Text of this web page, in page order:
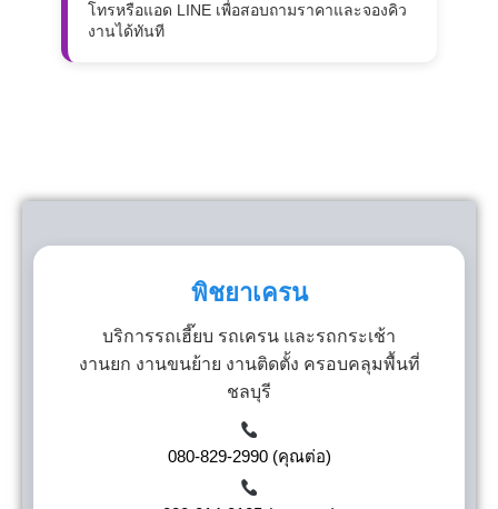
โทรหรือแอด LINE เพื่อสอบถามราคาและจองคิว
งานได้ทันที
พิชยาเครน
บริการรถเฮี๊ยบ รถเครน และรถกระเช้า
งานยก งานขนย้าย งานติดตั้ง ครอบคลุมพื้นที่
ชลบุรี
080-829-2990 (คุณต่อ)